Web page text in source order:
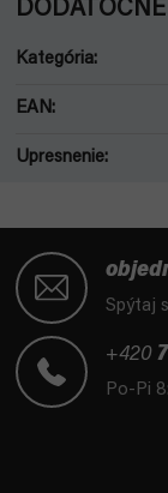
Kategória:
EAN:
Upresnenie:
Spýtaj
+420
Po-Pi